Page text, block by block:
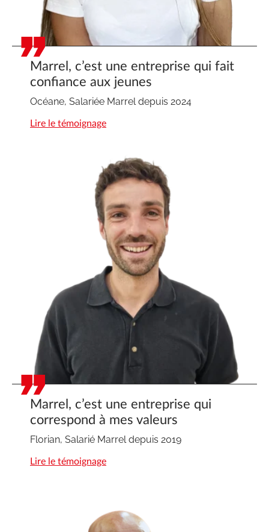
Marrel, c’est une entreprise qui fait
confiance aux jeunes
Océane, Salariée Marrel depuis 2024
Lire le témoignage
Marrel, c’est une entreprise qui
correspond à mes valeurs
Florian, Salarié Marrel depuis 2019
Lire le témoignage